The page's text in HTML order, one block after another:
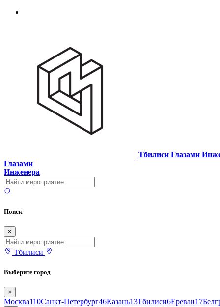
Тбилиси Глазами
Глазами
Инженера
Поиск
×
Тбилиси
Выберите город
×
Москва110Санкт-Петербург46Казань13Тбилиси6Ереван17